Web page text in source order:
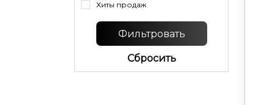
Хиты продаж
Cбросить